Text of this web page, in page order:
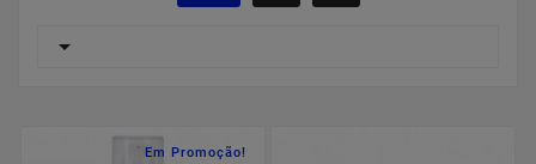

Em Promoção!